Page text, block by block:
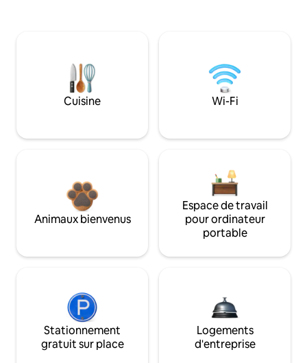
Cuisine Wi-Fi
Animaux bienvenus
Espace de travail
pour ordinateur
portable
Stationnement
gratuit sur place
Logements
d'entreprise